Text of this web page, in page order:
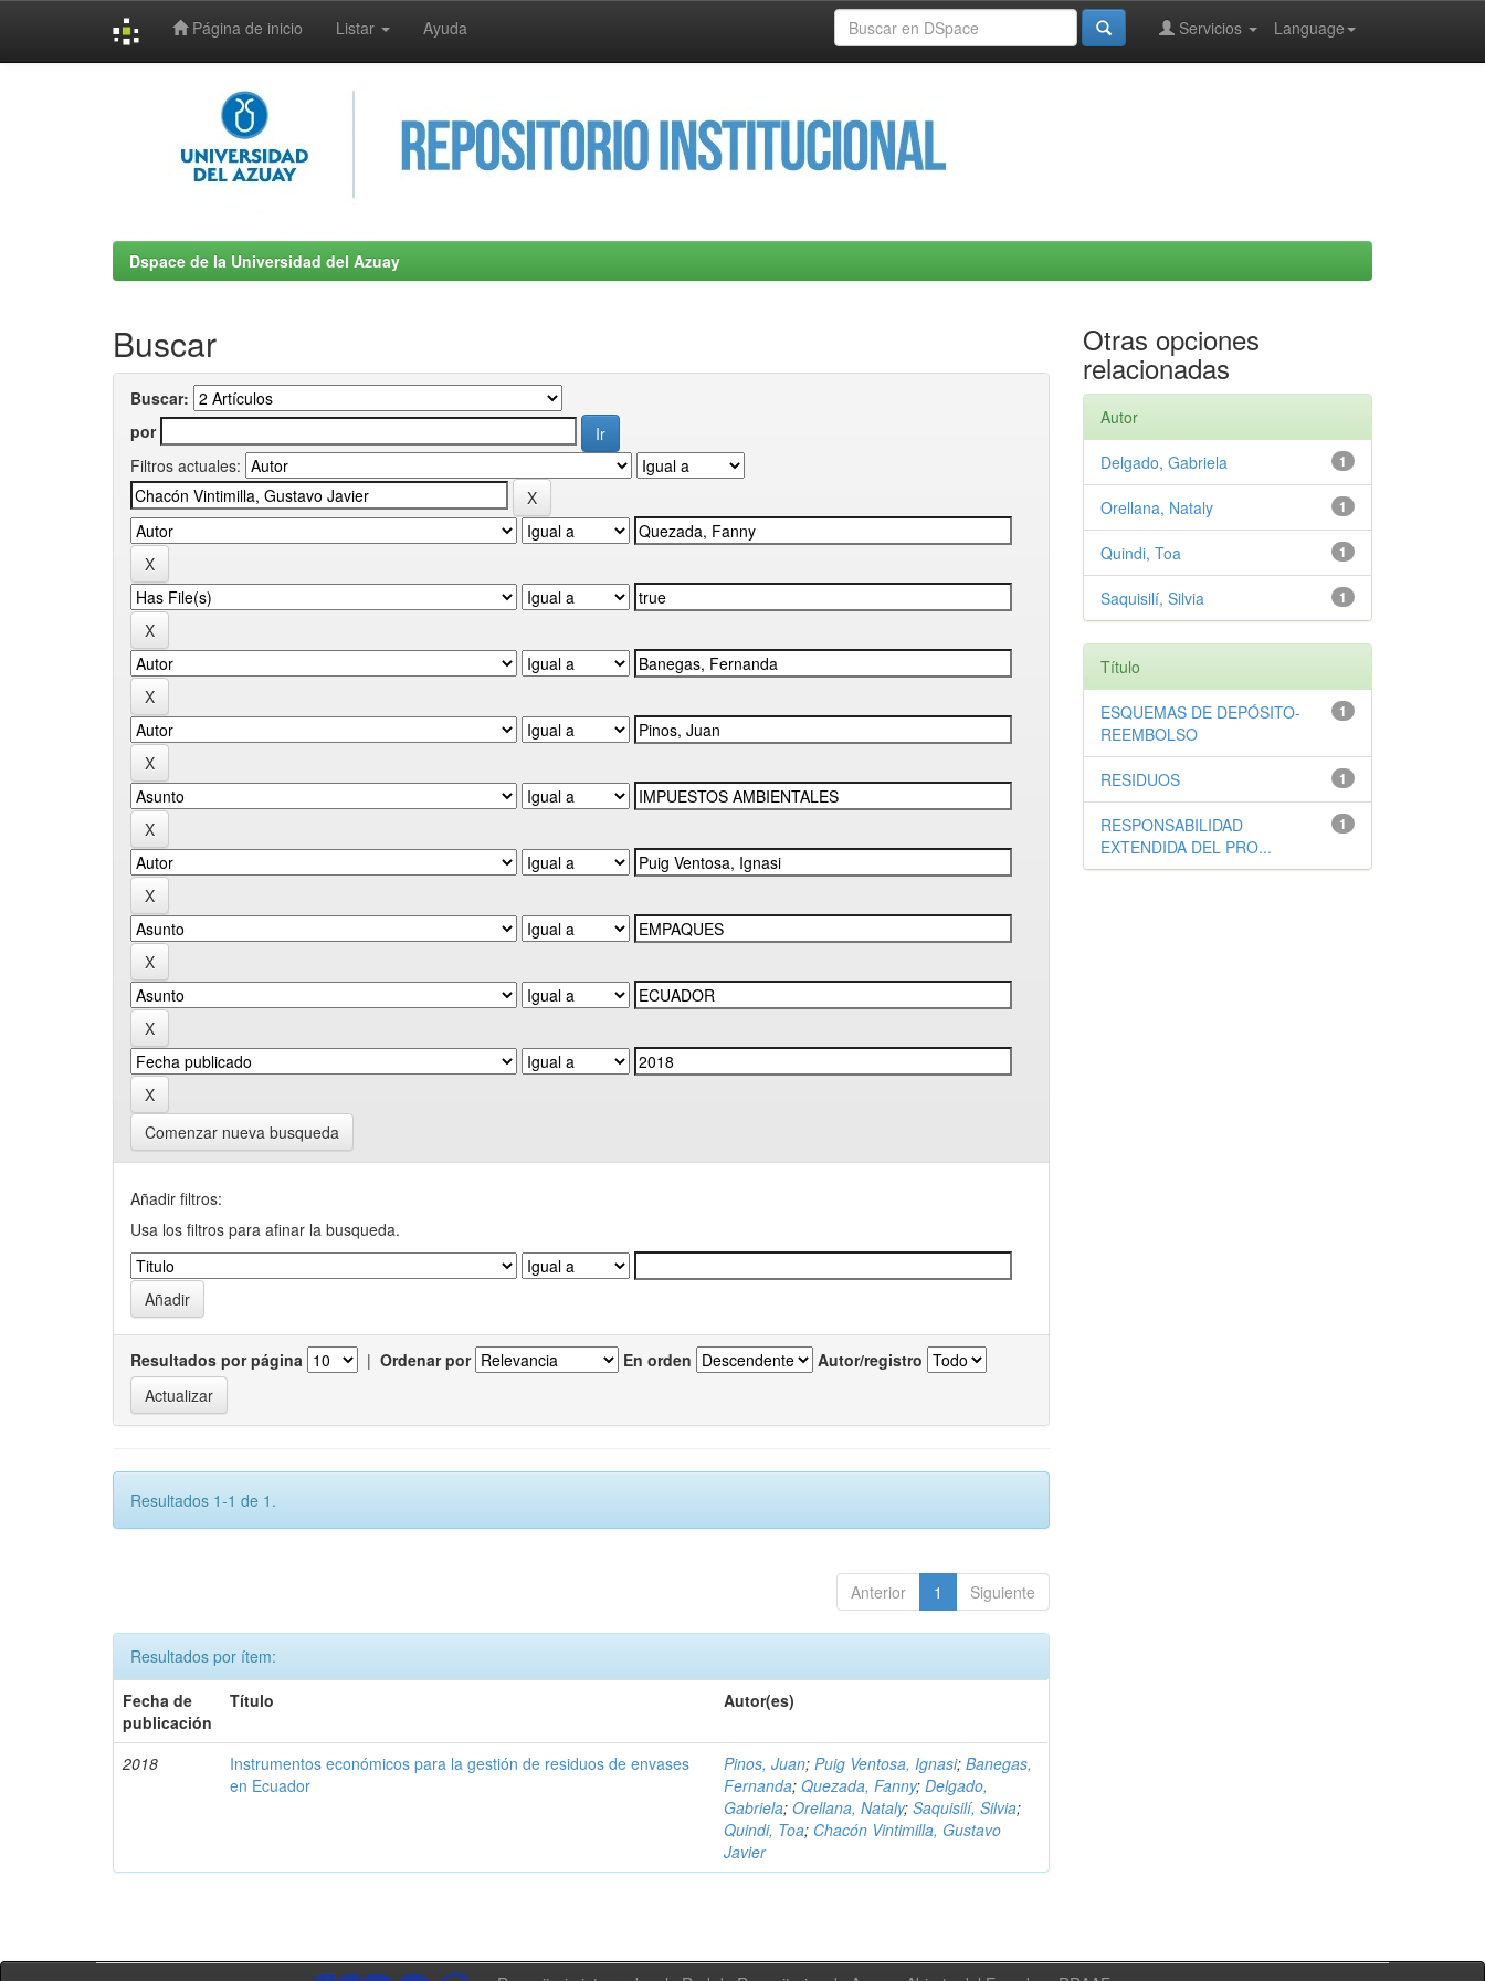
Página de inicio Listar Ayuda Language
Servicios
Dspace de la Universidad del Azuay
Buscar
Buscar:
por
Filtros actuales:
Comenzar nueva busqueda
Añadir filtros:
Usa los filtros para afinar la busqueda.
Resultados por página | Ordenar por En orden Autor/registro
Resultados 1-1 de 1.
Anterior 1 Siguiente
Resultados por ítem:
Fecha de
publicación
Título Autor(es)
2018
Instrumentos económicos para la gestión de residuos de envases
en Ecuador
Pinos, Juan;Puig Ventosa, Ignasi;Banegas,
Fernanda;Quezada, Fanny;Delgado,
Gabriela;Orellana, Nataly;Saquisilí, Silvia;
Quindi, Toa; Chacón Vintimilla, Gustavo
Javier
Otras opciones
relacionadas
Autor
1
Delgado, Gabriela
1
Orellana, Nataly
1
Quindi, Toa
1
Saquisilí, Silvia
Título
1
ESQUEMAS DE DEPÓSITO-
REEMBOLSO
1
RESIDUOS
1
RESPONSABILIDAD
EXTENDIDA DEL PRO...